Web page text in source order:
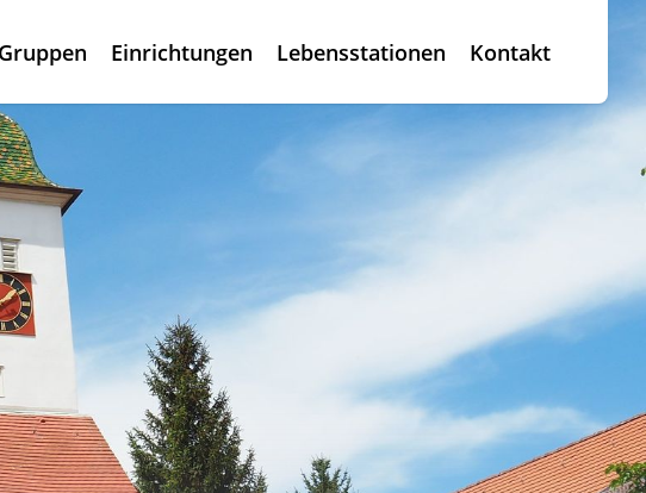
Gruppen Einrichtungen Lebensstationen Kontakt